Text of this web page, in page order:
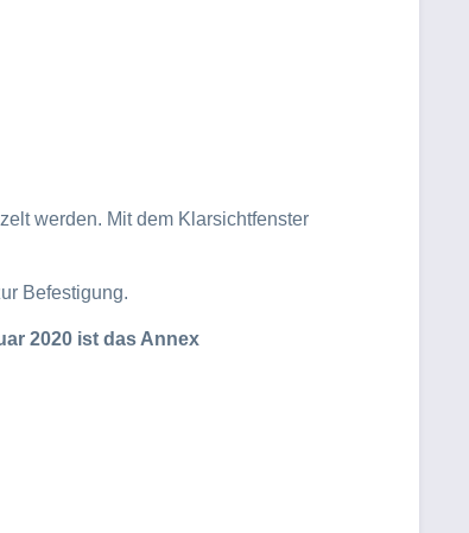
werden. Mit dem Klarsichtfenster
Befestigung.
2020 ist das Annex